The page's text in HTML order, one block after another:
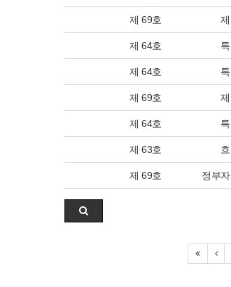
제 69호
제 64호
제 64호
제 69호
제 64호
제 63호
제 69호 정부